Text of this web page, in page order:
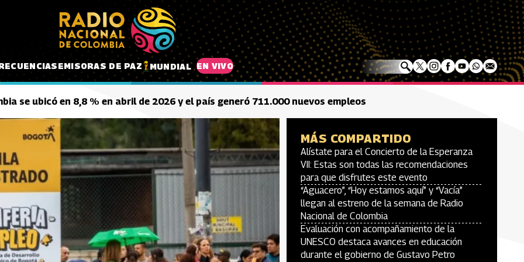
EMISORAS DE PAZ MUNDIAL EN VIVO
se ubicó en 8,8 % en abril de 2026 y el país generó 711.000 nuevos empleos
MÁS COMPARTIDO
Alístate para el Concierto de la Esperanza
VII: Estas son todas las recomendaciones
para que disfrutes este evento
“Aguacero”, “Hoy estamos aquí” y “Vacía”
llegan al estreno de la semana de Radio
Nacional de Colombia
Evaluación con acompañamiento de la
UNESCO destaca avances en educación
durante el gobierno de Gustavo Petro